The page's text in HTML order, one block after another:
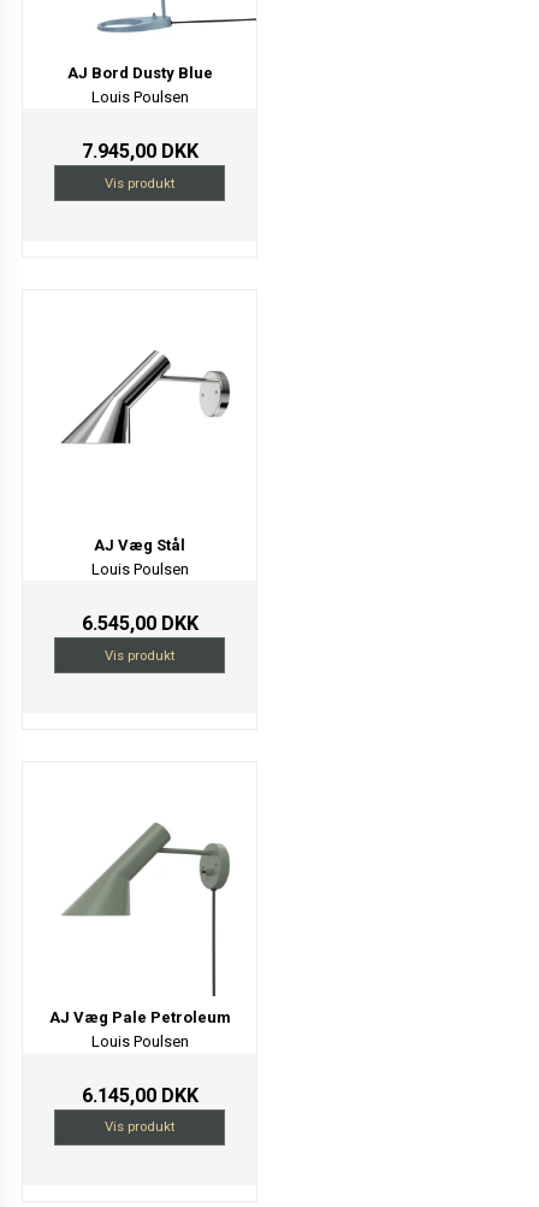
AJ Bord Dusty Blue
Louis Poulsen
7.945,00 DKK
Vis produkt
AJ Væg Stål
Louis Poulsen
6.545,00 DKK
Vis produkt
AJ Væg Pale Petroleum
Louis Poulsen
6.145,00 DKK
Vis produkt